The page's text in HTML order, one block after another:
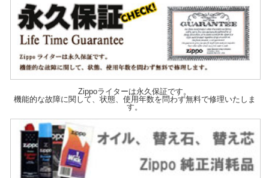
Zippoライターは永久保証です。
機能的な故障に関して、状態、使用年数を問わず無料で修理いたしま
す。